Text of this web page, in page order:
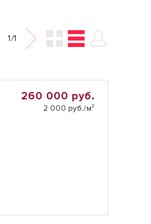
1/1
260 000 руб.
2 000 руб./м²